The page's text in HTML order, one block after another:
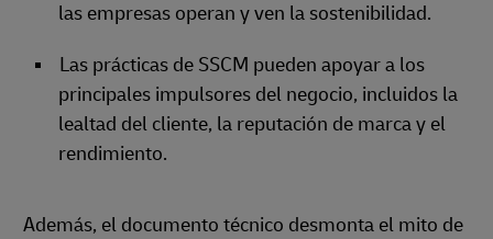
las empresas operan y ven la sostenibilidad.
Las prácticas de SSCM pueden apoyar a los
principales impulsores del negocio, incluidos la
lealtad del cliente, la reputación de marca y el
rendimiento.
Además, el documento técnico desmonta el mito de